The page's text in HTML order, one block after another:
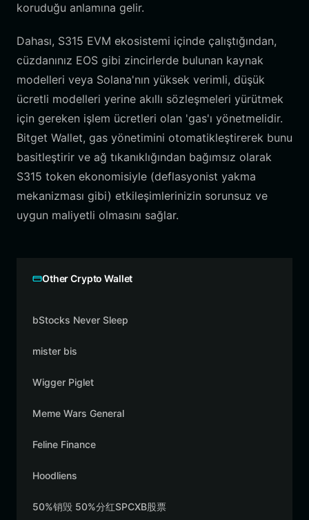
koruduğu anlamına gelir.
Dahası, S315 EVM ekosistemi içinde çalıştığından,
cüzdanınız EOS gibi zincirlerde bulunan kaynak
modelleri veya Solana'nın yüksek verimli, düşük
ücretli modelleri yerine akıllı sözleşmeleri yürütmek
için gereken işlem ücretleri olan 'gas'ı yönetmelidir.
Bitget Wallet, gas yönetimini otomatikleştirerek bunu
basitleştirir ve ağ tıkanıklığından bağımsız olarak
S315 token ekonomisiyle (deflasyonist yakma
mekanizması gibi) etkileşimlerinizin sorunsuz ve
uygun maliyetli olmasını sağlar.
Other Crypto Wallet
bStocks Never Sleep
mister bis
Wigger Piglet
Meme Wars General
Feline Finance
Hoodliens
50%销毁 50%分红SPCXB股票